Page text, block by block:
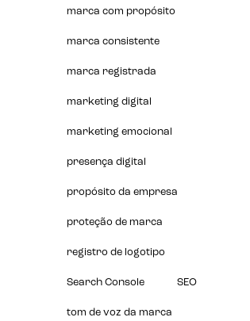
marca com propósito
marca consistente
marca registrada
marketing digital
marketing emocional
presença digital
propósito da empresa
proteção de marca
registro de logotipo
Search Console SEO
tom de voz da marca